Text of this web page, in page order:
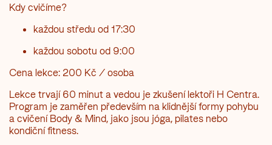
Kdy cvičíme?
každou středu od 17:30
každou sobotu od 9:00
Cena lekce: 200 Kč / osoba
Lekce trvají 60 minut a vedou je zkušení lektoři H Centra.
Program je zaměřen především na klidnější formy pohybu
a cvičení Body & Mind, jako jsou jóga, pilates nebo
kondiční fitness.